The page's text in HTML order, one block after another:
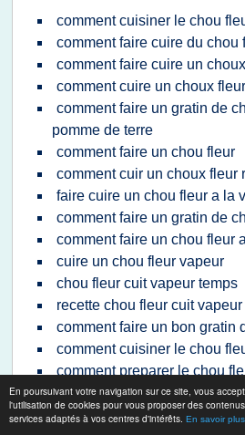
En poursuivant votre navigation sur ce site, vous
l'utilisation de cookies pour vous proposer des
services adaptés à vos centres d'intérêts. En savoir plus
comment cuisiner le chou
comment faire cuire du chou
comment faire cuire un
comment cuire un choux
comment faire un gratin de
pomme de terre
comment faire un chou fleur
comment cuir un choux fleur
faire cuire un chou fleur a la
comment faire un gratin de
comment faire un chou fleur
cuire un chou fleur vapeur
chou fleur cuit vapeur temps
recette chou fleur cuit vapeur
comment faire un bon gratin
comment cuisiner le chou
comment preparer le chou
comment faire cuire un choux
comment preparer un choux